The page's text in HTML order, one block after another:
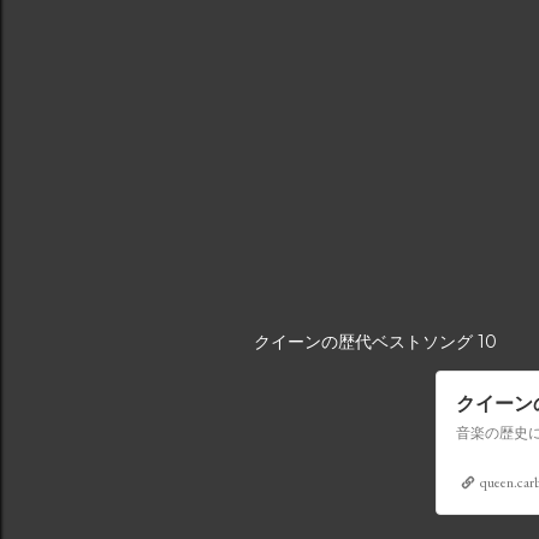
クイーンの歴代ベストソング 10
クイーン